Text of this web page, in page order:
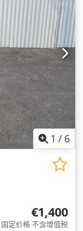
1 / 6
€1,400
固定价格 不含增值税